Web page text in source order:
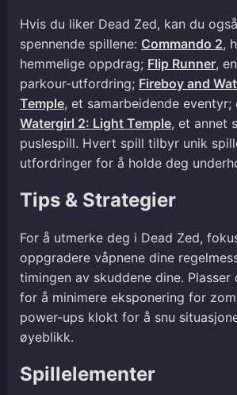
Hvis du liker Dead Zed, kan du
spennende spillene: Commando 2,
hemmelige oppdrag; Flip Runner,
parkour-utfordring; Fireboy and
Temple, et samarbeidende eventyr;
Watergirl 2: Light Temple, et annet
puslespill. Hvert spill tilbyr unik
utfordringer for å holde deg
Tips & Strategier
For å utmerke deg i Dead Zed,
oppgradere våpnene dine
timingen av skuddene dine.
for å minimere eksponering for
power-ups klokt for å snu
øyeblikk.
Spillelementer